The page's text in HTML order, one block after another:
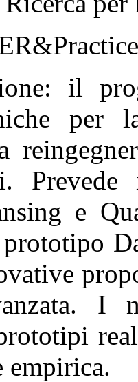
il
per
e
I
empirica.